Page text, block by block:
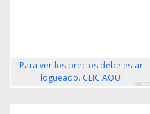
Para ver los precios debe estar
logueado. CLIC AQUÍ
249736